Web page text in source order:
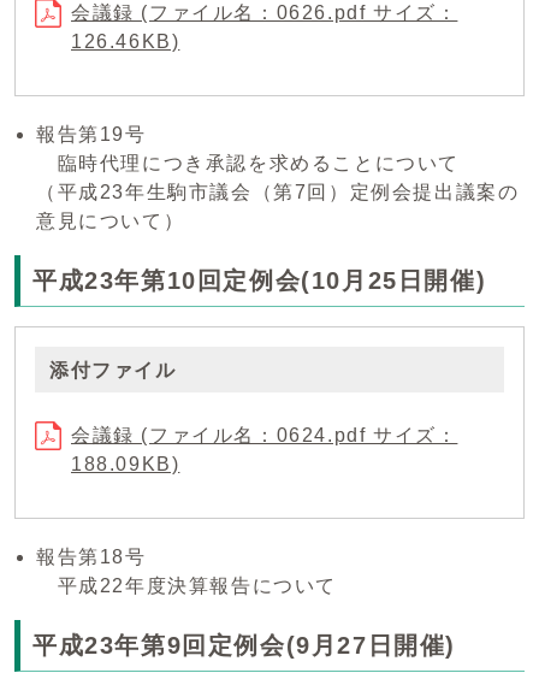
会議録 (ファイル名：0626.pdf サイズ：
126.46KB)
報告第19号
臨時代理につき承認を求めることについて
（平成23年生駒市議会（第7回）定例会提出議案の
意見について）
平成23年第10回定例会(10月25日開催)
添付ファイル
会議録 (ファイル名：0624.pdf サイズ：
188.09KB)
報告第18号
平成22年度決算報告について
平成23年第9回定例会(9月27日開催)